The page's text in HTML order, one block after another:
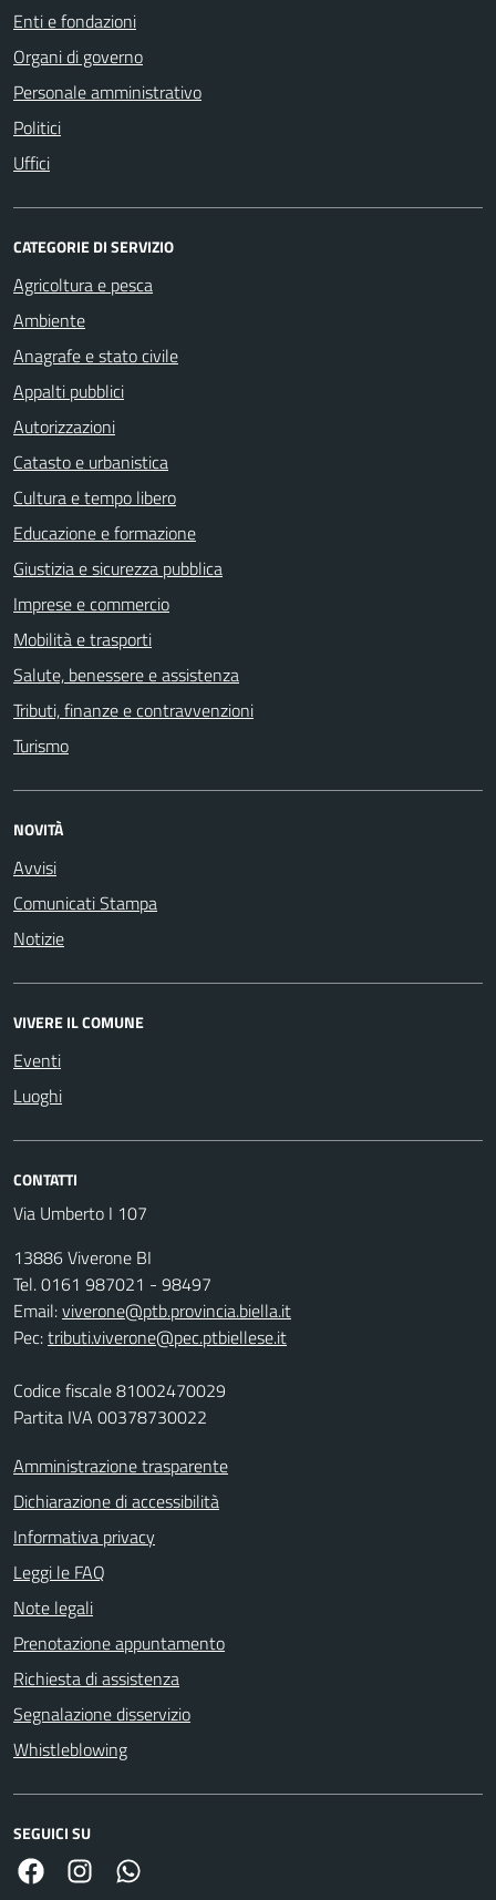
Enti e fondazioni
Organi di governo
Personale amministrativo
Politici
Uffici
CATEGORIE DI SERVIZIO
Agricoltura e pesca
Ambiente
Anagrafe e stato civile
Appalti pubblici
Autorizzazioni
Catasto e urbanistica
Cultura e tempo libero
Educazione e formazione
Giustizia e sicurezza pubblica
Imprese e commercio
Mobilità e trasporti
Salute, benessere e assistenza
Tributi, finanze e contravvenzioni
Turismo
NOVITÀ
Avvisi
Comunicati Stampa
Notizie
VIVERE IL COMUNE
Eventi
Luoghi
CONTATTI
Via Umberto I 107
13886 Viverone BI
Tel. 0161 987021 - 98497
Email:viverone@ptb.provincia.biella.it
Pec:tributi.viverone@pec.ptbiellese.it
Codice fiscale 81002470029
Partita IVA 00378730022
Amministrazione trasparente
Dichiarazione di accessibilità
Informativa privacy
Leggi le FAQ
Note legali
Prenotazione appuntamento
Richiesta di assistenza
Segnalazione disservizio
Whistleblowing
SEGUICI SU
Facebook Link Instagram